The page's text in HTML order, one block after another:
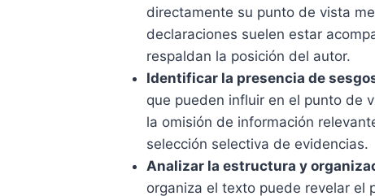
directamente su punto de vista
declaraciones suelen estar
respaldan la posición del autor.
Identificar la presencia de
que pueden influir en el punto de
la omisión de información
selección selectiva de evidencias.
Analizar la estructura y
organiza el texto puede revelar el